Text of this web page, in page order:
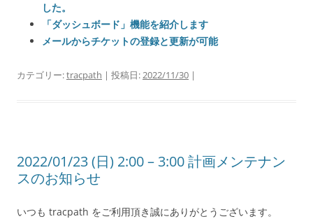
した。
「ダッシュボード」機能を紹介します
メールからチケットの登録と更新が可能
カテゴリー:tracpath | 投稿日:2022/11/30 |
2022/01/23 (日) 2:00 – 3:00 計画メンテナン
スのお知らせ
いつも tracpath をご利用頂き誠にありがとうございます。